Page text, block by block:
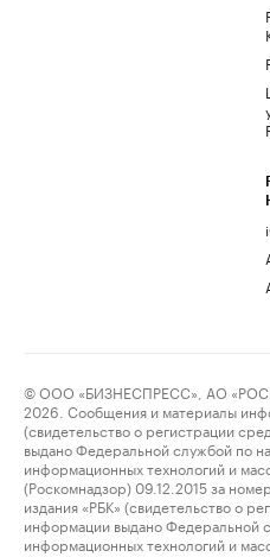
© ООО «БИЗНЕСПРЕСС», АО
2026. Сообщения и материалы
(свидетельство о регистрации
выдано Федеральной службой по
информационных технологий и
(Роскомнадзор) 09.12.2015 за
издания «РБК» (свидетельство о
информации выдано Федеральной
информационных технологий и